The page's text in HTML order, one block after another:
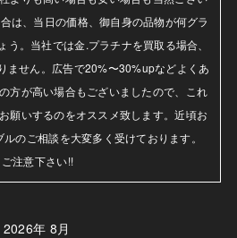
は、当日の価格、御自身の品物が何グラ
う。当社では金.プラチナを買取る場合、
ません。広告で20%〜30%upなどよくあ
方が高い場合もございましたので、これ
願いするのをオススメ致します。近頃お
のご相談を大変多く受けております。
ご注意下さい!!
2026年 8月